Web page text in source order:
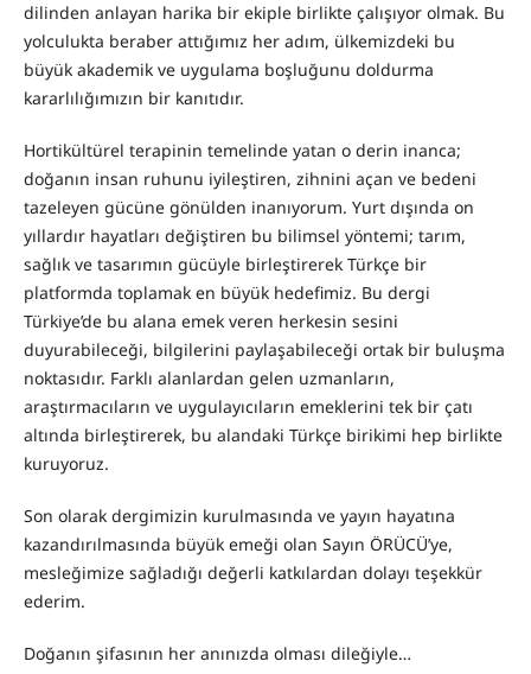
dilinden anlayan harika bir ekiple birlikte çalışıyor olmak. Bu
yolculukta beraber attığımız her adım, ülkemizdeki bu
büyük akademik ve uygulama boşluğunu doldurma
kararlılığımızın bir kanıtıdır.
Hortikültürel terapinin temelinde yatan o derin inanca;
doğanın insan ruhunu iyileştiren, zihnini açan ve bedeni
tazeleyen gücüne gönülden inanıyorum. Yurt dışında on
yıllardır hayatları değiştiren bu bilimsel yöntemi; tarım,
sağlık ve tasarımın gücüyle birleştirerek Türkçe bir
platformda toplamak en büyük hedefimiz. Bu dergi
Türkiye’de bu alana emek veren herkesin sesini
duyurabileceği, bilgilerini paylaşabileceği ortak bir buluşma
noktasıdır. Farklı alanlardan gelen uzmanların,
araştırmacıların ve uygulayıcıların emeklerini tek bir çatı
altında birleştirerek, bu alandaki Türkçe birikimi hep birlikte
kuruyoruz.
Son olarak dergimizin kurulmasında ve yayın hayatına
kazandırılmasında büyük emeği olan Sayın ÖRÜCÜ’ye,
mesleğimize sağladığı değerli katkılardan dolayı teşekkür
ederim.
Doğanın şifasının her anınızda olması dileğiyle…